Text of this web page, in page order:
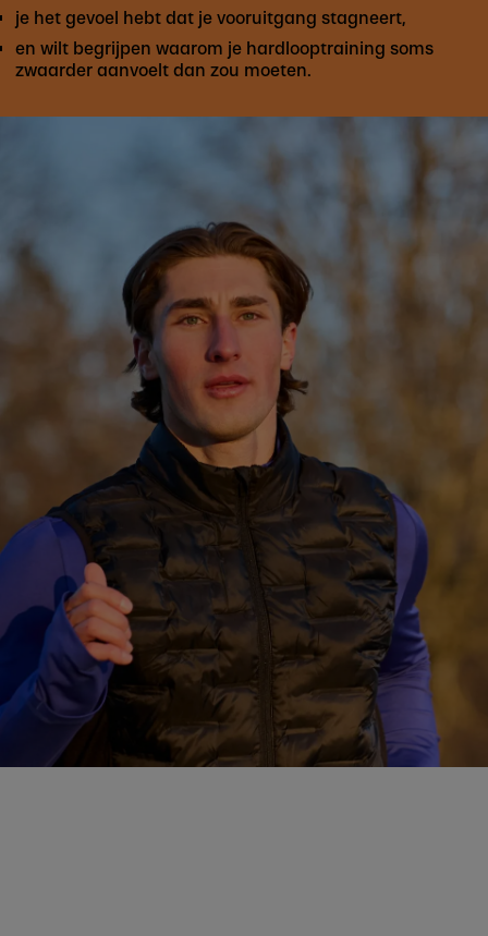
je het gevoel hebt dat je vooruitgang stagneert,
en wilt begrijpen waarom je hardlooptraining soms
zwaarder aanvoelt dan zou moeten.